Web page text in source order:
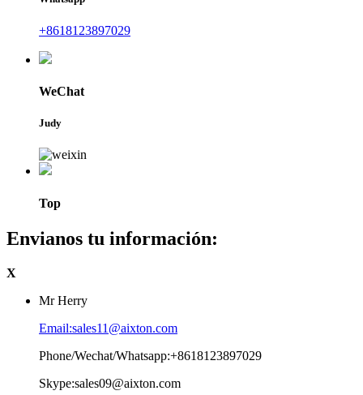
+8618123897029
WeChat
Judy
Top
Envianos tu información:
X
Mr Herry
Email:sales11@aixton.com
Phone/Wechat/Whatsapp:+8618123897029
Skype:sales09@aixton.com